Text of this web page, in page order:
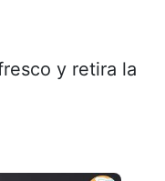
y retira la